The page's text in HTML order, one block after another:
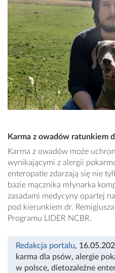
Karma z owadów ratunkiem
Karma z owadów może
wynikającymi z alergii
enteropatie zdarzają się nie
bazie mącznika młynarka
zasadami medycyny opartej
pod kierunkiem dr.
Programu LIDER NCBR.
Redakcja portalu,
karma dla psów, alergie
w polsce, dietozależne